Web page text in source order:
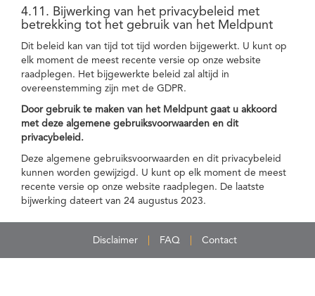
4.11. Bijwerking van het privacybeleid met
betrekking tot het gebruik van het Meldpunt
Dit beleid kan van tijd tot tijd worden bijgewerkt. U kunt op
elk moment de meest recente versie op onze website
raadplegen. Het bijgewerkte beleid zal altijd in
overeenstemming zijn met de GDPR.
Door gebruik te maken van het Meldpunt gaat u akkoord
met deze algemene gebruiksvoorwaarden en dit
privacybeleid.
Deze algemene gebruiksvoorwaarden en dit privacybeleid
kunnen worden gewijzigd. U kunt op elk moment de meest
recente versie op onze website raadplegen. De laatste
bijwerking dateert van 24 augustus 2023.
Disclaimer FAQ Contact